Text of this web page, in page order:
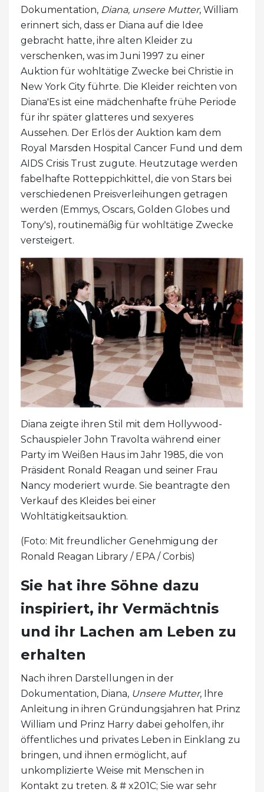
Dokumentation, Diana, unsere Mutter, William
erinnert sich, dass er Diana auf die Idee
gebracht hatte, ihre alten Kleider zu
verschenken, was im Juni 1997 zu einer
Auktion für wohltätige Zwecke bei Christie in
New York City führte. Die Kleider reichten von
Diana'Es ist eine mädchenhafte frühe Periode
für ihr später glatteres und sexyeres
Aussehen. Der Erlös der Auktion kam dem
Royal Marsden Hospital Cancer Fund und dem
AIDS Crisis Trust zugute. Heutzutage werden
fabelhafte Rotteppichkittel, die von Stars bei
verschiedenen Preisverleihungen getragen
werden (Emmys, Oscars, Golden Globes und
Tony's), routinemäßig für wohltätige Zwecke
versteigert.
Diana zeigte ihren Stil mit dem Hollywood-
Schauspieler John Travolta während einer
Party im Weißen Haus im Jahr 1985, die von
Präsident Ronald Reagan und seiner Frau
Nancy moderiert wurde. Sie beantragte den
Verkauf des Kleides bei einer
Wohltätigkeitsauktion.
(Foto: Mit freundlicher Genehmigung der
Ronald Reagan Library / EPA / Corbis)
Sie hat ihre Söhne dazu
inspiriert, ihr Vermächtnis
und ihr Lachen am Leben zu
erhalten
Nach ihren Darstellungen in der
Dokumentation, Diana, Unsere Mutter, Ihre
Anleitung in ihren Gründungsjahren hat Prinz
William und Prinz Harry dabei geholfen, ihr
öffentliches und privates Leben in Einklang zu
bringen, und ihnen ermöglicht, auf
unkomplizierte Weise mit Menschen in
Kontakt zu treten. & # x201C; Sie war sehr